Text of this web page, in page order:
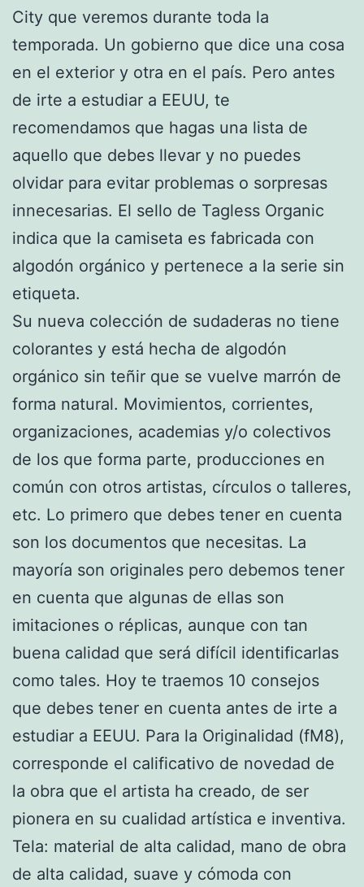
City que veremos durante toda la
temporada. Un gobierno que dice una cosa
en el exterior y otra en el país. Pero antes
de irte a estudiar a EEUU, te
recomendamos que hagas una lista de
aquello que debes llevar y no puedes
olvidar para evitar problemas o sorpresas
innecesarias. El sello de Tagless Organic
indica que la camiseta es fabricada con
algodón orgánico y pertenece a la serie sin
etiqueta.
Su nueva colección de sudaderas no tiene
colorantes y está hecha de algodón
orgánico sin teñir que se vuelve marrón de
forma natural. Movimientos, corrientes,
organizaciones, academias y/o colectivos
de los que forma parte, producciones en
común con otros artistas, círculos o talleres,
etc. Lo primero que debes tener en cuenta
son los documentos que necesitas. La
mayoría son originales pero debemos tener
en cuenta que algunas de ellas son
imitaciones o réplicas, aunque con tan
buena calidad que será difícil identificarlas
como tales. Hoy te traemos 10 consejos
que debes tener en cuenta antes de irte a
estudiar a EEUU. Para la Originalidad (fM8),
corresponde el calificativo de novedad de
la obra que el artista ha creado, de ser
pionera en su cualidad artística e inventiva.
Tela: material de alta calidad, mano de obra
de alta calidad, suave y cómoda con